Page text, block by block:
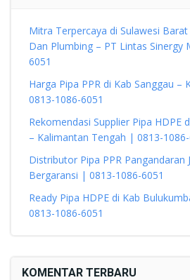
Mitra Terpercaya di Sulawesi
Dan Plumbing – PT Lintas Sinergy
6051
Harga Pipa PPR di Kab Sanggau –
0813-1086-6051
Rekomendasi Supplier Pipa HDPE
– Kalimantan Tengah | 0813-1086-
Distributor Pipa PPR Pangandaran
Bergaransi | 0813-1086-6051
Ready Pipa HDPE di Kab
0813-1086-6051
KOMENTAR TERBARU